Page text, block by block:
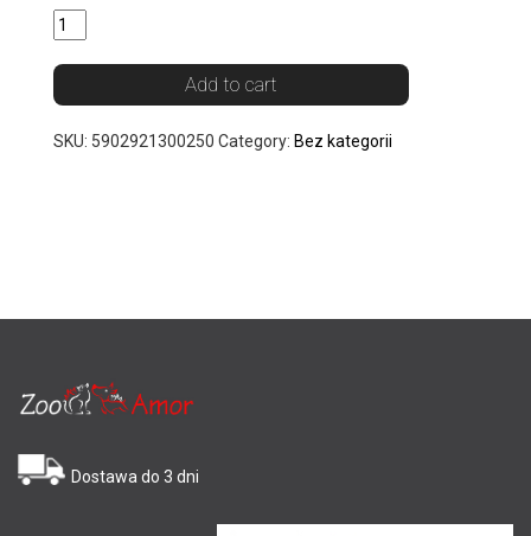
Add to cart
SKU: 5902921300250 Category: Bez kategorii
Dostawa do 3 dni